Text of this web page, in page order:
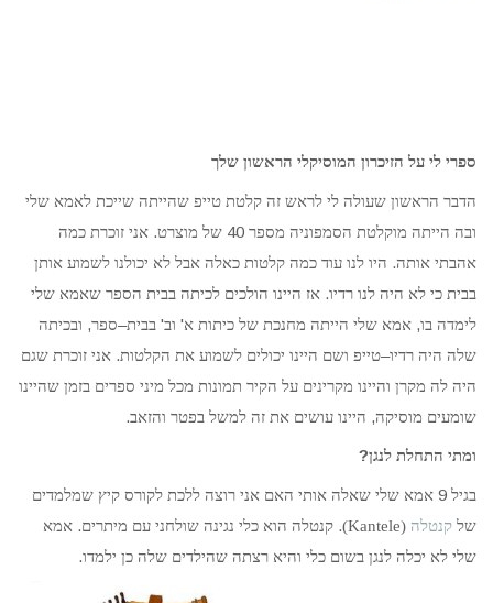
ספרי לי על הזיכרון המוסיקלי הראשון שלך
הדבר הראשון שעולה לי לראש זה קלטת טייפ שהייתה שייכת לאמא שלי
ובה הייתה מוקלטת הסמפוניה מספר 40 של מוצרט. אני זוכרת כמה
אהבתי אותה. היו לנו עוד כמה קלטות כאלה אבל לא יכולנו לשמוע אותן
בבית כי לא היה לנו רדיו. אז היינו הולכים לכיתה בבית הספר שאמא שלי
לימדה בו, אמא שלי הייתה מחנכת של כיתות א' וב' בבית–ספר, ובכיתה
שלה היה רדיו–טייפ ושם היינו יכולים לשמוע את הקלטות. אני זוכרת שגם
היה לה מקרן והיינו מקרינים על הקיר תמונות מכל מיני ספרים בזמן שהיינו
שומעים מוסיקה, היינו עושים את זה למשל בפטר והזאב.
ומתי התחלת לנגן?
בגיל 9 אמא שלי שאלה אותי האם אני רוצה ללכת לקורס קיץ שמלמדים
של קנטלה (Kantele)
. קנטלה הוא כלי נגינה שולחני עם מיתרים. אמא
שלי לא יכלה לנגן בשום כלי והיא רצתה שהילדים שלה כן ילמדו.